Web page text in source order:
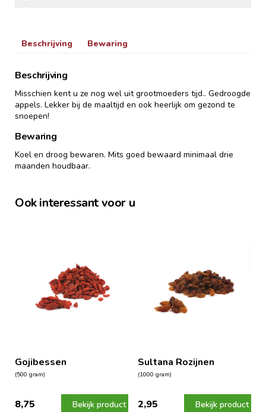
Beschrijving Bewaring
Beschrijving
Misschien kent u ze nog wel uit grootmoeders tijd.. Gedroogde
appels. Lekker bij de maaltijd en ook heerlijk om gezond te
snoepen!
Bewaring
Koel en droog bewaren. Mits goed bewaard minimaal drie
maanden houdbaar.
Ook interessant voor u
Gojibessen
(500 gram)
8,75 Bekijk product
Sultana Rozijnen
(1000 gram)
2,95 Bekijk product